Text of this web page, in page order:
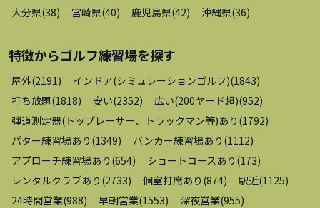
大分県(38) 宮崎県(40) 鹿児島県(42) 沖縄県(36)
特徴からゴルフ練習場を探す
屋外(2191 ) インドア(シミュレーションゴルフ)(1843)
打ち放題(1818) 安い(2352) 広い(200ヤード超)(952)
弾道測定器(トップレーサー、トラックマン等)あり (1792)
パター練習場あり (1349) バンカー練習場あり (1112)
アプローチ練習場あり (654) ショートコースあり (173)
レンタルクラブあり (2733) 個室打席あり (874) 駅近(1125)
24時間営業(988) 早朝営業(1553) 深夜営業(955)